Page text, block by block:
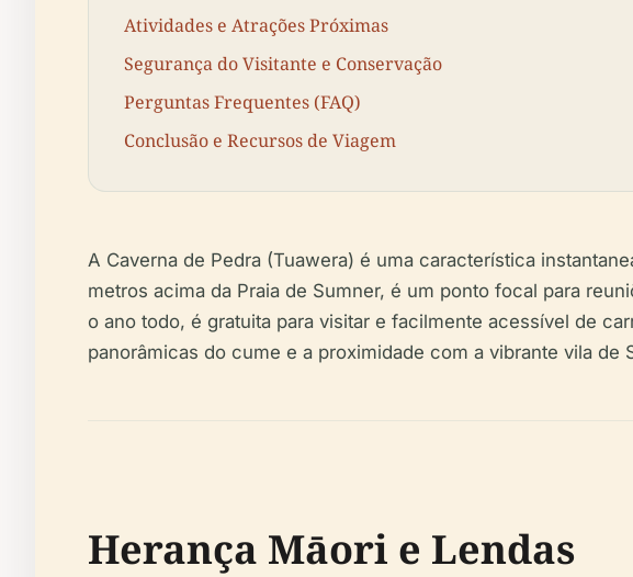
Atividades e Atrações Próximas
Segurança do Visitante e Conservação
Perguntas Frequentes (FAQ)
Conclusão e Recursos de Viagem
A Caverna de Pedra (Tuawera) é uma característica
metros acima da Praia de Sumner, é um ponto focal para
o ano todo, é gratuita para visitar e facilmente acessível de
panorâmicas do cume e a proximidade com a vibrante vila
Herança Māori e Lendas